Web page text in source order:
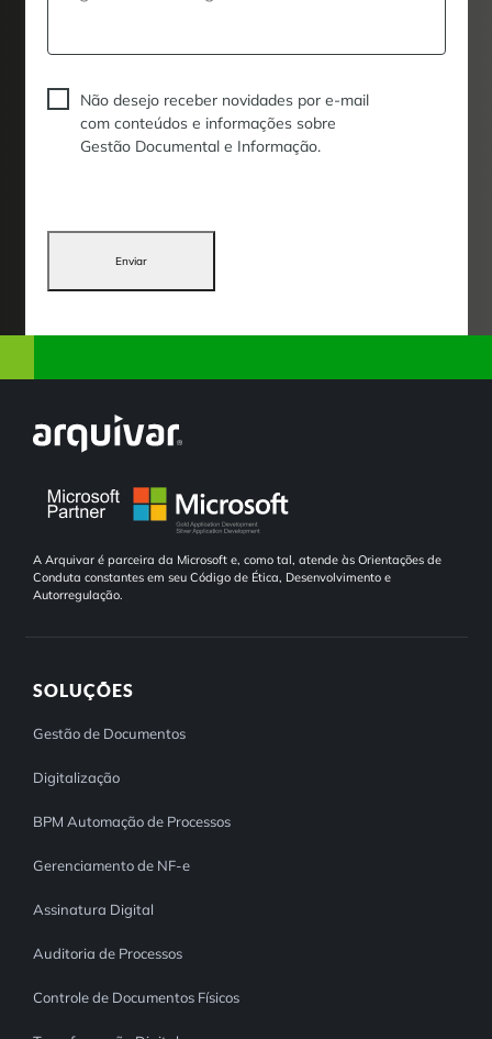
Não desejo receber novidades por e-mail
com conteúdos e informações sobre
Gestão Documental e Informação.
Enviar
A Arquivar é parceira da Microsoft e, como tal, atende às Orientações de
Conduta constantes em seu Código de Ética, Desenvolvimento e
Autorregulação.
SOLUÇÕES
Gestão de Documentos
Digitalização
BPM Automação de Processos
Gerenciamento de NF-e
Assinatura Digital
Auditoria de Processos
Controle de Documentos Físicos